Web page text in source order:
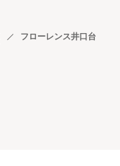
フローレンス井口台